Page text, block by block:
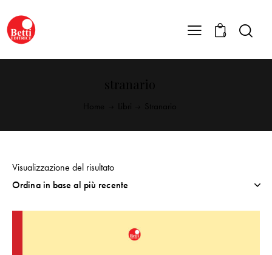
0
Visualizzazione del risultato